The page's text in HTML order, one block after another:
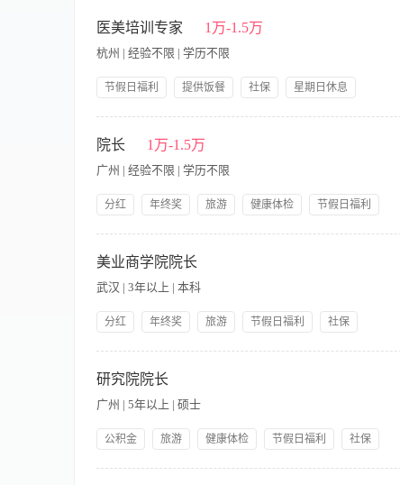
质量考核标准等各项医疗制度; 督促医疗法规、医疗规范的执行
医美培训专家 1万-1.5万
杭州 | 经验不限 | 学历不限
节假日福利 提供饭餐 社保
星期日休息
善、提升。 4、负责对培训老师管理及考核。 5、跟进培训工
五年以上。 2、能够独立创作美容企业需要的技术工作流程，
组织、协调及管理能力。 5、有同职位两年以上的工作经验。
院长 1万-1.5万
广州 | 经验不限 | 学历不限
分红 年终奖 旅游 健康体检
节假日福利
美业商学院院长
武汉 | 3年以上 | 本科
分红 年终奖 旅游 节假日福利
社保
解，对于美业领域有很深的沉淀，能够完成商学院的内部建设
研究院院长
广州 | 5年以上 | 硕士
公积金 旅游 健康体检 节假日福利
社保